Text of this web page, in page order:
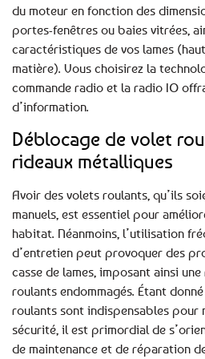
du moteur en fonction des
portes-fenêtres ou baies vitrées,
caractéristiques de vos lames
matière). Vous choisirez la
commande radio et la radio IO
d’information.
Déblocage de volet
rideaux métalliques
Avoir des volets roulants, qu’ils
manuels, est essentiel pour
habitat. Néanmoins, l’utilisation
d’entretien peut provoquer des
casse de lames, imposant ainsi
roulants endommagés. Étant
roulants sont indispensables pour
sécurité, il est primordial de
de maintenance et de réparation